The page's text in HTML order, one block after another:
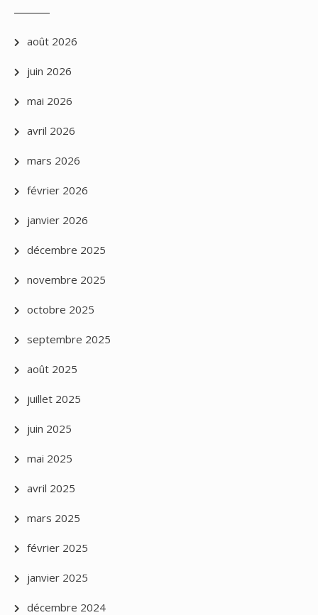
août 2026
juin 2026
mai 2026
avril 2026
mars 2026
février 2026
janvier 2026
décembre 2025
novembre 2025
octobre 2025
septembre 2025
août 2025
juillet 2025
juin 2025
mai 2025
avril 2025
mars 2025
février 2025
janvier 2025
décembre 2024